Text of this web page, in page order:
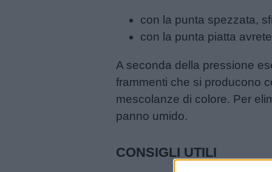
con la punta spezzata,
con la punta piatta
A seconda della pressione
frammenti che si producono
mescolanze di colore. Per
panno umido.
CONSIGLI UTILI